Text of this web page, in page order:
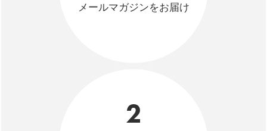
メールマガジンをお届け
2